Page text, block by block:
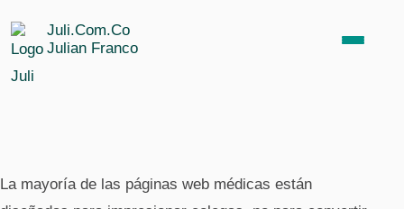
Juli.Com.Co
Julian Franco
SEO médico
La mayoría de las páginas web médicas están